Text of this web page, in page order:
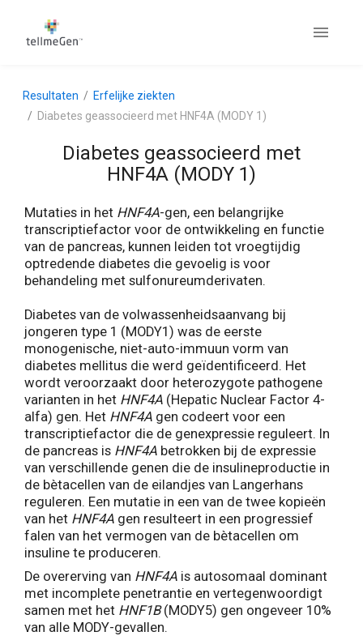
Resultaten
Erfelijke ziekten
Diabetes geassocieerd met HNF4A (MODY 1)
Diabetes geassocieerd met
HNF4A (MODY 1)
Mutaties in het HNF4A-gen, een belangrijke
transcriptiefactor voor de ontwikkeling en functie
van de pancreas, kunnen leiden tot vroegtijdig
optredende diabetes die gevoelig is voor
behandeling met sulfonureumderivaten.
Diabetes van de volwassenheidsaanvang bij
jongeren type 1 (MODY1) was de eerste
monogenische, niet-auto-immuun vorm van
diabetes mellitus die werd geïdentificeerd. Het
wordt veroorzaakt door heterozygote pathogene
varianten in het HNF4A (Hepatic Nuclear Factor 4-
alfa) gen. Het HNF4A gen codeert voor een
transcriptiefactor die de genexpressie reguleert. In
de pancreas is HNF4A betrokken bij de expressie
van verschillende genen die de insulineproductie in
de bètacellen van de eilandjes van Langerhans
reguleren. Een mutatie in een van de twee kopieën
van het HNF4A gen resulteert in een progressief
falen van het vermogen van de bètacellen om
insuline te produceren.
De overerving van HNF4A is autosomaal dominant
met incomplete penetrantie en vertegenwoordigt
samen met het HNF1B(MODY5) gen ongeveer 10%
van alle MODY-gevallen.